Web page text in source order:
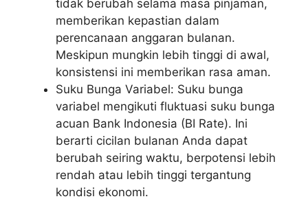
tidak berubah selama masa pinjaman,
memberikan kepastian dalam
perencanaan anggaran bulanan.
Meskipun mungkin lebih tinggi di awal,
konsistensi ini memberikan rasa aman.
Suku Bunga Variabel: Suku bunga
variabel mengikuti fluktuasi suku bunga
acuan Bank Indonesia (BI Rate). Ini
berarti cicilan bulanan Anda dapat
berubah seiring waktu, berpotensi lebih
rendah atau lebih tinggi tergantung
kondisi ekonomi.